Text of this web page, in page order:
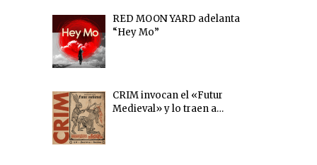
RED MOON YARD adelanta
“Hey Mo”
CRIM invocan el «Futur
Medieval» y lo traen a…